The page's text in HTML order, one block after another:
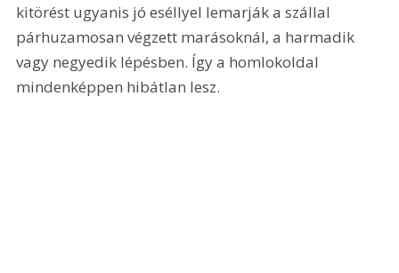
kitörést ugyanis jó eséllyel lemarják a szállal
párhuzamosan végzett marásoknál, a harmadik
vagy negyedik lépésben. Így a homlokoldal
mindenképpen hibátlan lesz.